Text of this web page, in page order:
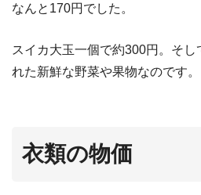
なんと170円でした。
スイカ大玉一個で約300円。そ
れた新鮮な野菜や果物なのです。
衣類の物価